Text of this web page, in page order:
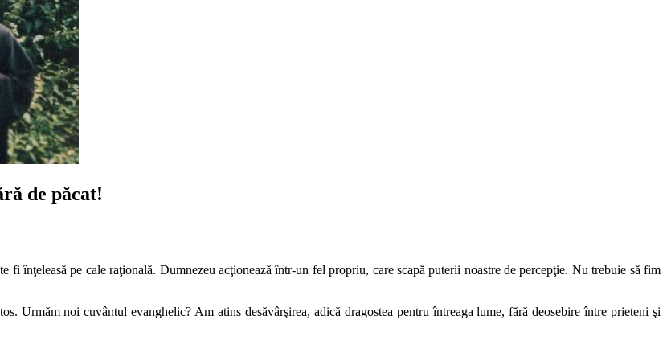
de păcat!
înţeleasă pe cale raţională. Dumnezeu acţionează într-un fel propriu, care scapă puterii noastre de percepţie. Nu trebuie să fim
Urmăm noi cuvântul evanghelic? Am atins desăvârşirea, adică dragostea pentru întreaga lume, fără deosebire între prieteni şi